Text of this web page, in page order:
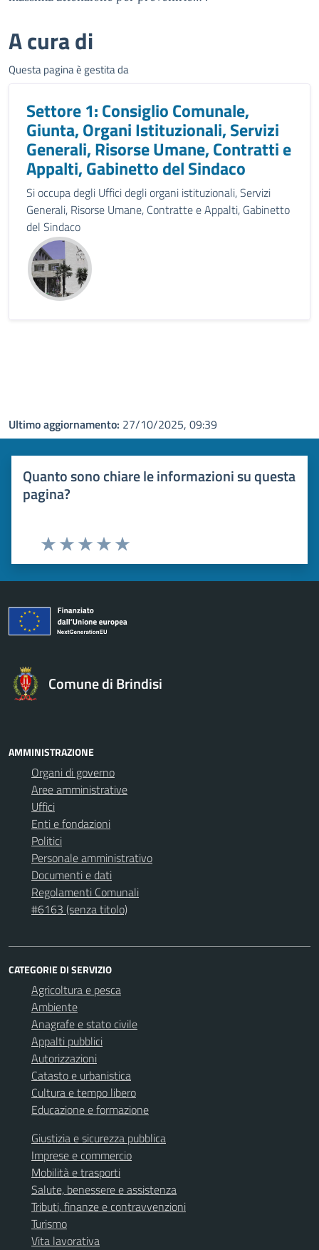
A cura di
Questa pagina è gestita da
Settore 1: Consiglio Comunale,
Giunta, Organi Istituzionali, Servizi
Generali, Risorse Umane, Contratti e
Appalti, Gabinetto del Sindaco
Si occupa degli Uffici degli organi istituzionali, Servizi
Generali, Risorse Umane, Contratte e Appalti, Gabinetto
del Sindaco
Ultimo aggiornamento: 27/10/2025, 09:39
Quanto sono chiare le informazioni su questa
pagina?
Valuta 5 stelle su 5
Valuta 4 stelle su 5
Valuta 3 stelle su 5
Valuta 2 stelle su 5
Valuta 1 stelle su 5
Comune di Brindisi
AMMINISTRAZIONE
Organi di governo
Aree amministrative
Uffici
Enti e fondazioni
Politici
Personale amministrativo
Documenti e dati
Regolamenti Comunali
#6163 (senza titolo)
CATEGORIE DI SERVIZIO
Agricoltura e pesca
Ambiente
Anagrafe e stato civile
Appalti pubblici
Autorizzazioni
Catasto e urbanistica
Cultura e tempo libero
Educazione e formazione
Giustizia e sicurezza pubblica
Imprese e commercio
Mobilità e trasporti
Salute, benessere e assistenza
Tributi, finanze e contravvenzioni
Turismo
Vita lavorativa